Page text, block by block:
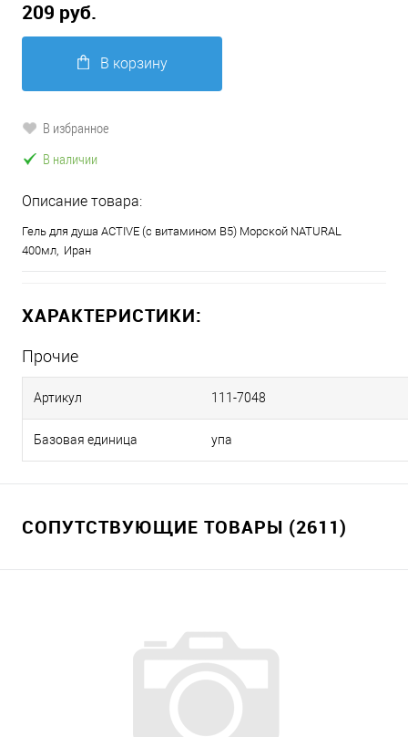
209 руб.
В корзину
В избранное
В наличии
Описание товара:
Гель для душа ACTIVE (с витамином В5) Морской NATURAL
400мл, Иран
ХАРАКТЕРИСТИКИ:
Прочие
Артикул 111-7048
Базовая единица упа
СОПУТСТВУЮЩИЕ ТОВАРЫ (2611)